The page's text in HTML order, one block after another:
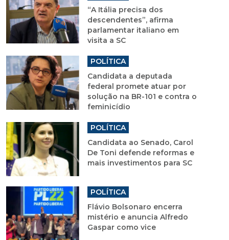
“A Itália precisa dos
descendentes”, afirma
parlamentar italiano em
visita a SC
POLÍTICA
Candidata a deputada
federal promete atuar por
solução na BR-101 e contra o
feminicídio
POLÍTICA
Candidata ao Senado, Carol
De Toni defende reformas e
mais investimentos para SC
POLÍTICA
Flávio Bolsonaro encerra
mistério e anuncia Alfredo
Gaspar como vice